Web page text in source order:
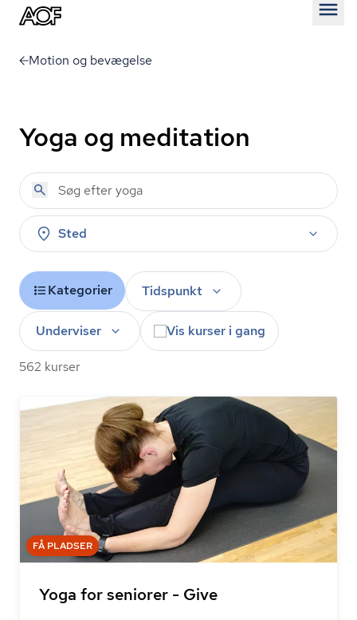
Motion og bevægelse
Yoga og meditation
Sted
Kategorier Tidspunkt
Underviser Vis kurser i gang
562 kurser
FÅ PLADSER
Yoga for seniorer - Give